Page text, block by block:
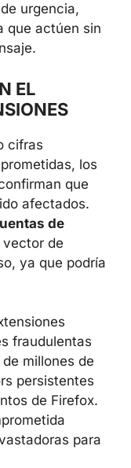
urgencia,
que actúen sin
EL
cifras
los
que
afectados.
de
vector de
ya que podría
fraudulentas
millones de
persistentes
de Firefox.
para